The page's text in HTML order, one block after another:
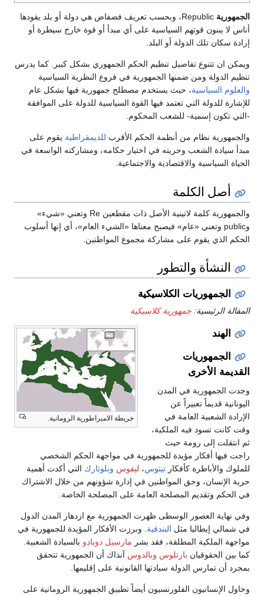
الجمهورية
Republic، وبحسب تعريف فضفاض هي دولة أو بلد يقودها
أناس لا يبنون قوتهم السياسية على أي مبدأ أو قوة خارج سيطرة أو
إرادة سكان تلك الدولة أو البلد.
ويمكن ان تتنوع تفاصيل تنظيم الحكم الجمهوري بشكل كبير. كما يدرس
تنظيم الدولة ومن ضمنها الجمهورية في فروع النظرية السياسية
والعلوم السياسية، حيث يستخدم مصطلح جمهورية فيها بشكل عام
للإشارة للدولة التي تعتمد فيها القوة السياسية للدولة على الموافقة
-التي تكون إسمية- للشعب المحكوم.
والجمهورية نظام من أنظمة الحكم الأقرب للديمقراطية يقوم على
مبدأ سيادة الشعب وحريته في اختيار حكامه، ومشاركته الواسعة في
الحياة السياسية والاقتصادية والاجتماعية.
أصل الكلمة
والجمهورية كلمة لاتينية الأصل ذات مقطعين Re وتعني «شيء»
وpublic وتعني «عام» فيصبح معناها «الشيء العام»، أي إنها أسلوب
الحكم الذي يقوم على مشاركة مجموع المواطنين.
النشأة والتطور
الجمهوريات الكلاسيكية
المقالة الرئيسية: جمهورية كلاسيكية
خريطة الامبراطورية الرومانية.
الهند
الجمهوريات
القديمة الأخرى
وجدت الجمهورية في المدن
اليونانية قديماً تعبيراً عن
الإرادة الشعبية العامة في
وقت كانت تسود فيه الملكية،
ثم انتقلت إلى رومة حيث
راجت فيها أفكار مؤيدة للجمهورية في مواجهة الحكم الشخصي
للملوك والأباطرة كأفكار تيتوس، ليفوس وبلوتارك التي أكدت أهمية
حرية الإنسان، وحق المواطنين في إدارة شؤونهم من خلال الاشتراك
في الحكم وتقديم المصلحة العامة على المصلحة الخاصة.
وفي نهاية العصور الوسطى ظهرت الجمهورية مع ازدهار المدن الدول
في شمالي إيطاليا مثل البندقية . وبرزت الأفكار المؤيدة للجمهورية في
مواجهة الملكية المطلقة، فقد بشر مارسيل دوبادو بالسيادة الشعبية.
كما بين الحقوقيان بارتلوس وبالدوس آنذاك أن الجمهورية تتحقق
بمجرد أن تمارس الدولة سيادتها القانونية على إقليمها.
وحاول الإنسانيون الفلورنسيون أيضاً تطبيق الجمهورية الرومانية على